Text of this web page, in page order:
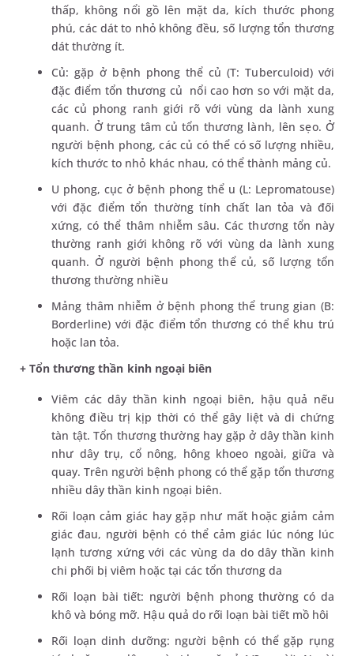
thấp, không nổi gồ lên mặt da, kích thước phong
phú, các dát to nhỏ không đều, số lượng tổn thương
dát thường ít.
Củ: gặp ở bệnh phong thể củ (T: Tuberculoid) với
đặc điểm tổn thương củ nổi cao hơn so với mặt da,
các củ phong ranh giới rõ với vùng da lành xung
quanh. Ở trung tâm củ tổn thương lành, lên sẹo. Ở
người bệnh phong, các củ có thể có số lượng nhiều,
kích thước to nhỏ khác nhau, có thể thành mảng củ.
U phong, cục ở bệnh phong thể u (L: Lepromatouse)
với đặc điểm tổn thường tính chất lan tỏa và đối
xứng, có thể thâm nhiễm sâu. Các thương tổn này
thường ranh giới không rõ với vùng da lành xung
quanh. Ở người bệnh phong thể củ, số lượng tổn
thương thường nhiều
Mảng thâm nhiễm ở bệnh phong thể trung gian (B:
Borderline) với đặc điểm tổn thương có thể khu trú
hoặc lan tỏa.
+ Tổn thương thần kinh ngoại biên
Viêm các dây thần kinh ngoại biên, hậu quả nếu
không điều trị kịp thời có thể gây liệt và di chứng
tàn tật. Tổn thương thường hay gặp ở dây thần kinh
như dây trụ, cổ nông, hông khoeo ngoài, giữa và
quay. Trên người bệnh phong có thể gặp tổn thương
nhiều dây thần kinh ngoại biên.
Rối loạn cảm giác hay gặp như mất hoặc giảm cảm
giác đau, người bệnh có thể cảm giác lúc nóng lúc
lạnh tương xứng với các vùng da do dây thần kinh
chi phối bị viêm hoặc tại các tổn thương da
Rối loạn bài tiết: người bệnh phong thường có da
khô và bóng mỡ. Hậu quả do rối loạn bài tiết mồ hôi
Rối loạn dinh dưỡng: người bệnh có thể gặp rụng